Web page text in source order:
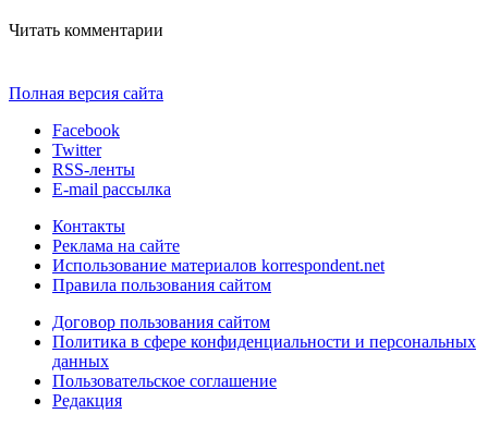
Читать комментарии
Полная версия сайта
Facebook
Twitter
RSS-ленты
E-mail рассылка
Контакты
Реклама на сайте
Использование материалов korrespondent.net
Правила пользования сайтом
Договор пользования сайтом
Политика в сфере конфиденциальности и персональных
данных
Пользовательское соглашение
Редакция